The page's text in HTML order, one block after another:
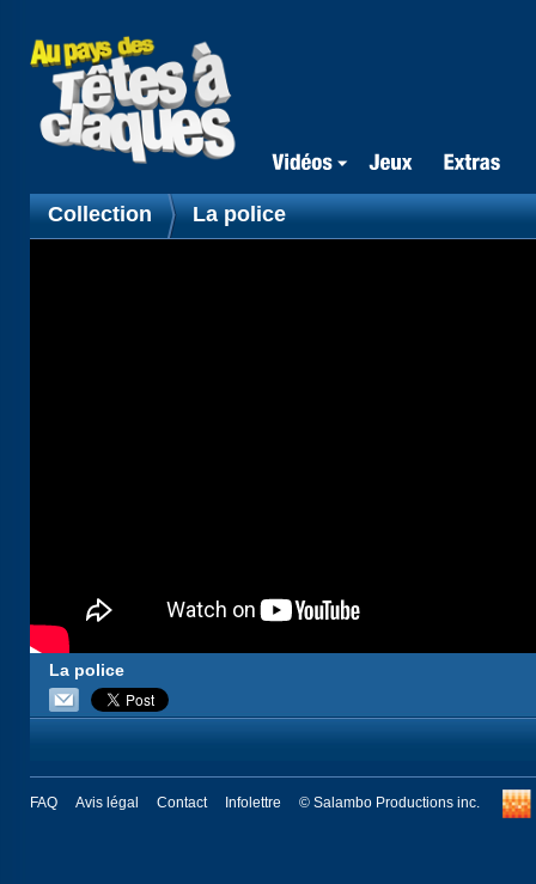
Collection La police
La police
FAQ Avis légal Contact Infolettre © Salambo Productions inc.